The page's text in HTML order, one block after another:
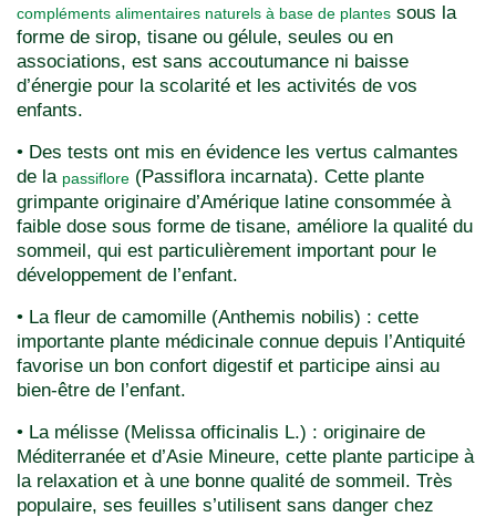
compléments alimentaires naturels à base de plantes sous la
forme de sirop, tisane ou gélule, seules ou en
associations, est sans accoutumance ni baisse
d’énergie pour la scolarité et les activités de vos
enfants.
• Des tests ont mis en évidence les vertus calmantes
de la passiflore (Passiflora incarnata). Cette plante
grimpante originaire d’Amérique latine consommée à
faible dose sous forme de tisane, améliore la qualité du
sommeil, qui est particulièrement important pour le
développement de l’enfant.
• La fleur de camomille (Anthemis nobilis) : cette
importante plante médicinale connue depuis l’Antiquité
favorise un bon confort digestif et participe ainsi au
bien-être de l’enfant.
• La mélisse (Melissa officinalis L.) : originaire de
Méditerranée et d’Asie Mineure, cette plante participe à
la relaxation et à une bonne qualité de sommeil. Très
populaire, ses feuilles s’utilisent sans danger chez